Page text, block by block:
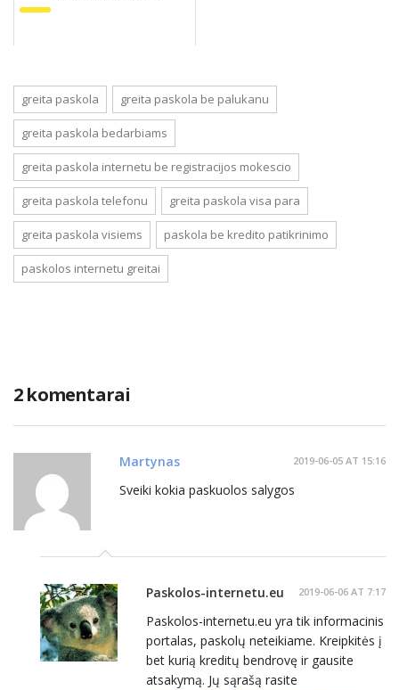
greita paskola greita paskola be palukanu
greita paskola bedarbiams
greita paskola internetu be registracijos mokescio
greita paskola telefonu greita paskola visa para
greita paskola visiems paskola be kredito patikrinimo
paskolos internetu greitai
2 komentarai
Martynas 2019-06-05 AT 15:16
Sveiki kokia paskuolos salygos
Paskolos-internetu.eu 2019-06-06 AT 7:17
Paskolos-internetu.eu yra tik informacinis
portalas, paskolų neteikiame. Kreipkitės į
bet kurią kreditų bendrovę ir gausite
atsakymą. Jų sąrašą rasite